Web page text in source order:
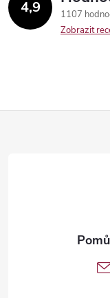
4,9
1107
Zobrazit